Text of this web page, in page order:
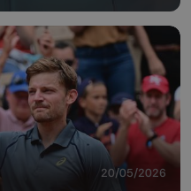
20/05/2026